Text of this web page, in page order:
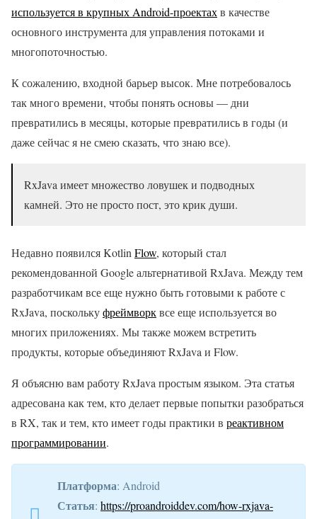
используется в крупных Android-проектахв качестве
основного инструмента для управления потоками и
многопоточностью.
К сожалению, входной барьер высок. Мне потребовалось
так много времени, чтобы понять основы — дни
превратились в месяцы, которые превратились в годы (и
даже сейчас я не смею сказать, что знаю все).
RxJava имеет множество ловушек и подводных
камней. Это не просто пост, это крик души.
Недавно появился Kotlin Flow, который стал
рекомендованной Google альтернативой RxJava. Между тем
разработчикам все еще нужно быть готовыми к работе с
RxJava, посколькуфреймворквсе еще используется во
многих приложениях. Мы также можем встретить
продукты, которые объединяют RxJava и Flow.
Я объясню вам работу RxJava простым языком. Эта статья
адресована как тем, кто делает первые попытки разобраться
в RX, так и тем, кто имеет годы практики в реактивном
программировании.
Платформа: Android
Статья: https://proandroiddev.com/how-rxjava-